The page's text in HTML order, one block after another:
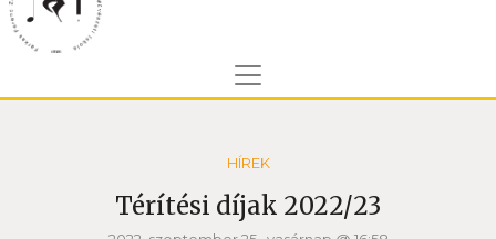
HÍREK
Térítési díjak 2022/23